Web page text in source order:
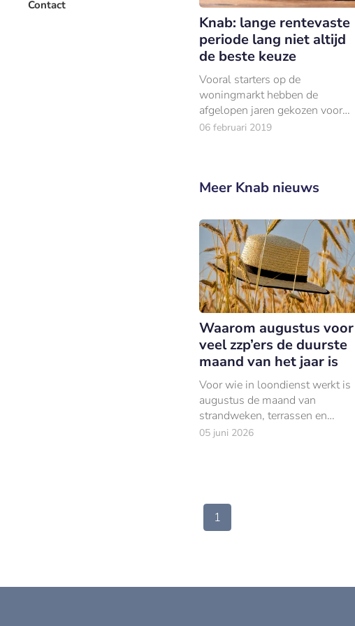
Contact
Knab: lange rentevaste
periode lang niet altijd
de beste keuze
Vooral starters op de
woningmarkt hebben de
afgelopen jaren gekozen voor
lange rentevaste periodes. Een
06 februari 2019
Meer Knab nieuws
Waarom augustus voor
veel zzp’ers de duurste
maand van het jaar is
Voor wie in loondienst werkt is
augustus de maand van
strandweken, terrassen en
weinig mail. Voor veel zzp’ers
05 juni 2026
1